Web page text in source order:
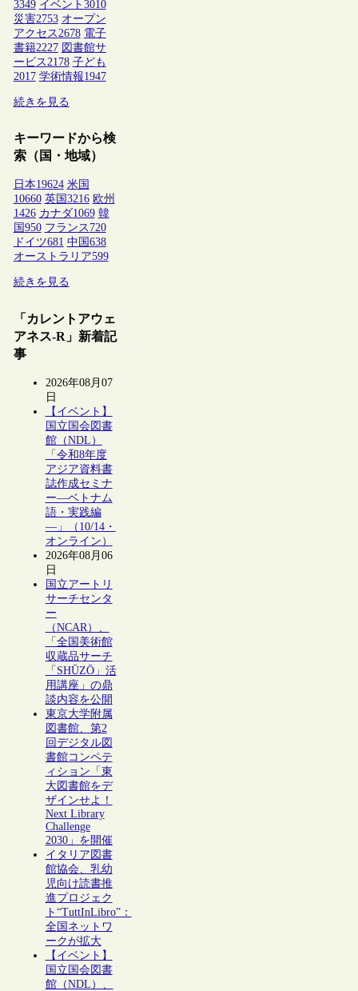
3349 イベント 3010
災害2753 オープン
アクセス 2678 電子
書籍2227 図書館サ
ービス 2178 子ども
2017 学術情報1947
続きを見る
キーワードから検
索（国・地域）
日本19624 米国
10660 英国 3216 欧州
1426 カナダ1069 韓
国 950 フランス 720
ドイツ681 中国 638
オーストラリア599
続きを見る
「カレントアウェ
アネス-R」新着記
事
2026年08月07
日
【イベント】
国立国会図書
館（NDL）
「令和8年度
アジア資料書
誌作成セミナ
ー―ベトナム
語・実践編
―」（10/14・
オンライン）
2026年08月06
日
国立アートリ
サーチセンタ
ー
（NCAR）、
「全国美術館
収蔵品サーチ
「SHŪZŌ」活
用講座」の鼎
談内容を公開
東京大学附属
図書館、第2
回デジタル図
書館コンペテ
ィション「東
大図書館をデ
ザインせよ！
Next Library
Challenge
2030」を開催
イタリア図書
館協会、乳幼
児向け読書推
進プロジェク
ト“TuttInLibro”：
全国ネットワ
ークが拡大
【イベント】
国立国会図書
館（NDL）、